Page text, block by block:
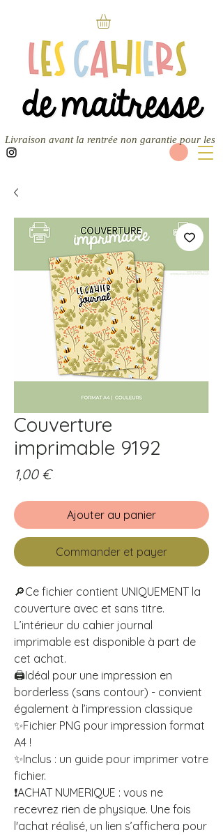
Livraison avant la rentrée non garantie pour les
Couverture
imprimable 9192
1,00 €Prix
Ajouter au panier
Commander et payer
🔎Ce fichier contient UNIQUEMENT la
couverture avec et sans titre.
L’intérieur du cahier journal
imprimable est disponible à part de
cet achat.
🖨️Idéal pour une impression en
borderless (sans contour) - convient
également à l’impression classique
✨Fichier PNG pour impression format
A4 !
✨Inclus : un guide pour imprimer votre
fichier.
❗ACHAT NUMERIQUE : vous ne
recevrez rien de physique. Une fois
l'achat réalisé, un lien s’affichera pour